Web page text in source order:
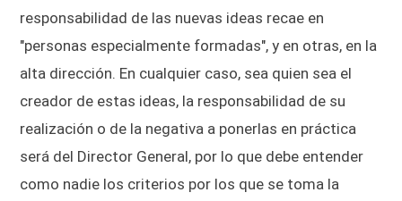
responsabilidad de las nuevas ideas recae en
"personas especialmente formadas", y en otras, en la
alta dirección. En cualquier caso, sea quien sea el
creador de estas ideas, la responsabilidad de su
realización o de la negativa a ponerlas en práctica
será del Director General, por lo que debe entender
como nadie los criterios por los que se toma la